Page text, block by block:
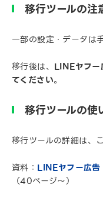
移行ツールの注
一部の設定・データは
移行後は、 LINEヤフー
てください。
移行ツールの使
移行ツールの詳細は、
資料： LINEヤフー広告
（40ページ〜）